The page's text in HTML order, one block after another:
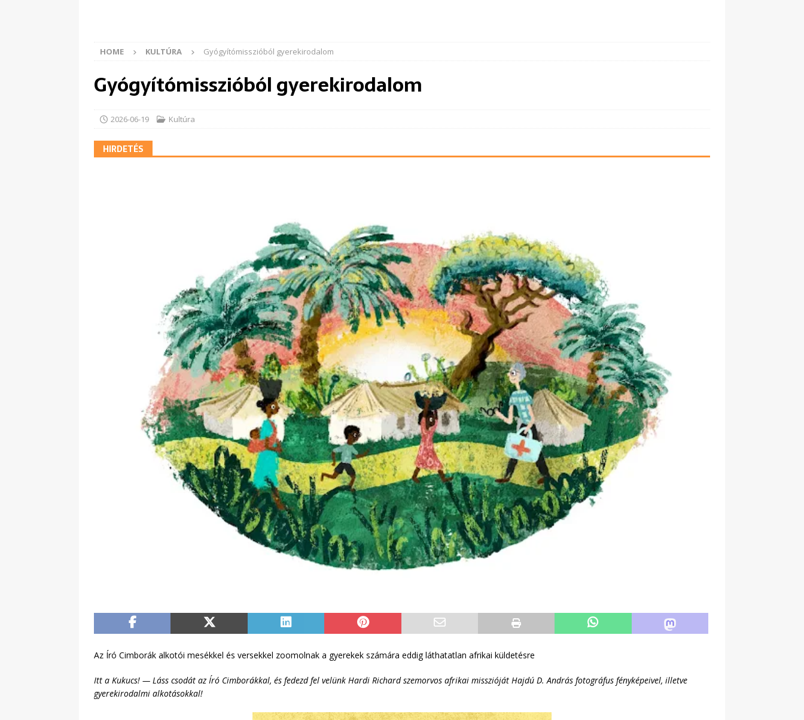
HOME KULTÚRA Gyógyítómisszióból gyerekirodalom
Gyógyítómisszióból gyerekirodalom
2026-06-19 Kultúra
HIRDETÉS
Az Író Cimborák alkotói mesékkel és versekkel zoomolnak a gyerekek számára eddig láthatatlan afrikai küldetésre
Itt a Kukucs! — Láss csodát az Író Cimborákkal, és fedezd fel velünk Hardi Richard szemorvos afrikai misszióját Hajdú D. András fotográfus fényképeivel, illetve
gyerekirodalmi alkotásokkal!